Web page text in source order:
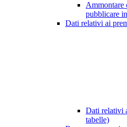
Ammontare
pubblicare
Dati relativi ai
Dati relativi
tabelle)